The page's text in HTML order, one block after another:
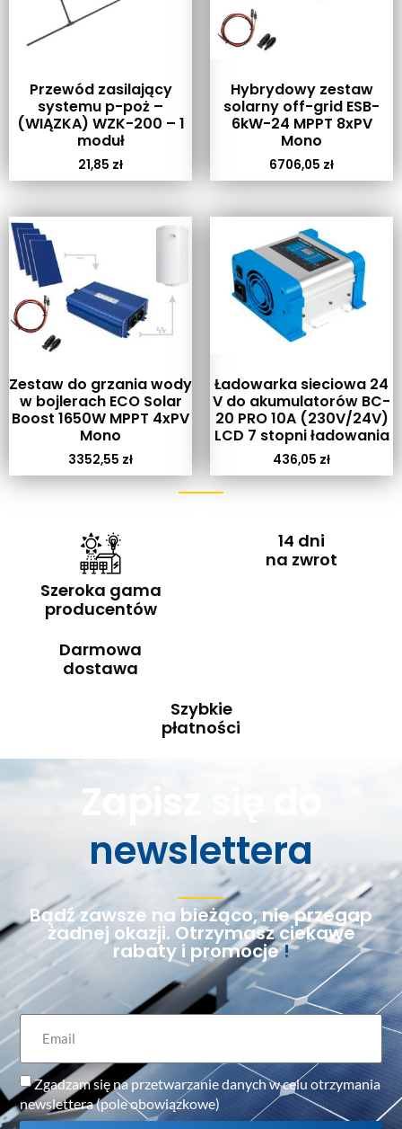
Przewód zasilający
systemu p-poż –
(WIĄZKA) WZK-200 – 1
moduł
21,85 zł
Hybrydowy zestaw
solarny off-grid ESB-
6kW-24 MPPT 8xPV
Mono
6706,05 zł
Zestaw do grzania wody
w bojlerach ECO Solar
Boost 1650W MPPT 4xPV
Mono
3352,55 zł
Ładowarka sieciowa 24
V do akumulatorów BC-
20 PRO 10A (230V/24V)
LCD 7 stopni ładowania
436,05 zł
Szeroka gama
producentów
14 dni
na zwrot
Darmowa
dostawa
Szybkie
płatności
Zapisz się do
newslettera
Bądź zawsze na bieżąco, nie przegap
żadnej okazji. Otrzymasz ciekawe
rabaty i promocje!
Zgadzam się na przetwarzanie danych w celu otrzymania
newslettera (pole obowiązkowe)